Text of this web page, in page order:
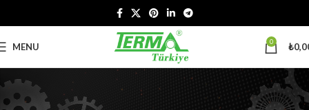
MENU 0 ₺